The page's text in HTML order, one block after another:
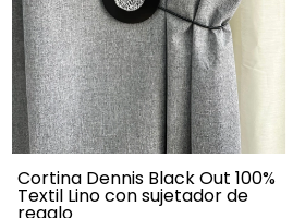
Cortina Dennis Black Out 100%
Textil Lino con sujetador de